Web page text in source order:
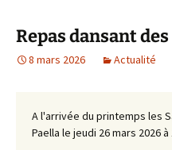
Repas dansant
8 mars 2026 Actualité
A l'arrivée du printemps les
Paella le jeudi 26 mars 2026